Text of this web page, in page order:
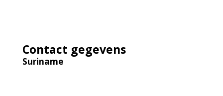
Contact gegevens
Suriname